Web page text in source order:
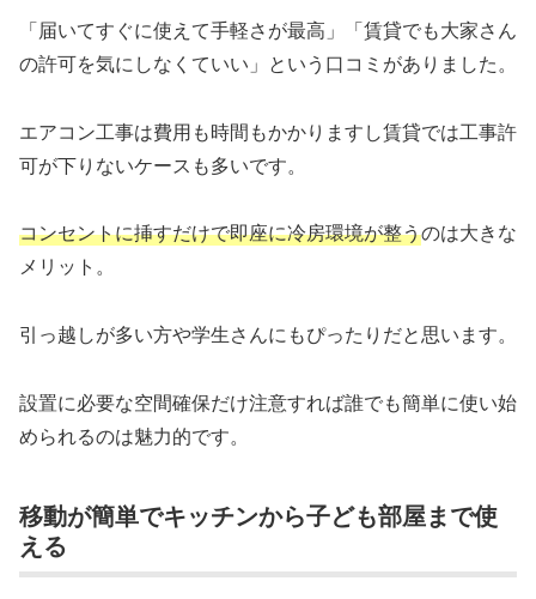
「届いてすぐに使えて手軽さが最高」「賃貸でも大家さん
の許可を気にしなくていい」という口コミがありました。
エアコン工事は費用も時間もかかりますし賃貸では工事許
可が下りないケースも多いです。
コンセントに挿すだけで即座に冷房環境が整うのは大きな
メリット。
引っ越しが多い方や学生さんにもぴったりだと思います。
設置に必要な空間確保だけ注意すれば誰でも簡単に使い始
められるのは魅力的です。
移動が簡単でキッチンから子ども部屋まで使
える